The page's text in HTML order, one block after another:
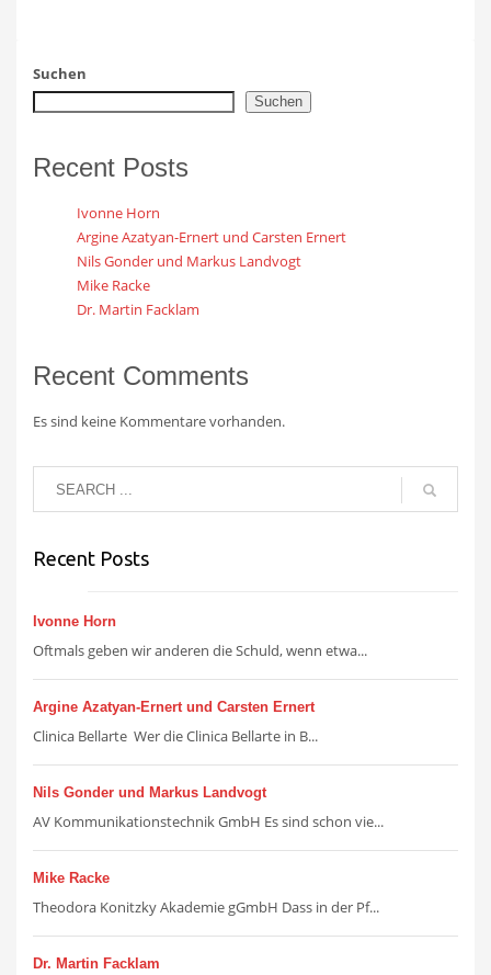
Suchen
Suchen
Recent Posts
Ivonne Horn
Argine Azatyan-Ernert und Carsten Ernert
Nils Gonder und Markus Landvogt
Mike Racke
Dr. Martin Facklam
Recent Comments
Es sind keine Kommentare vorhanden.
Recent Posts
Ivonne Horn
Oftmals geben wir anderen die Schuld, wenn etwa...
Argine Azatyan-Ernert und Carsten Ernert
Clinica Bellarte Wer die Clinica Bellarte in B...
Nils Gonder und Markus Landvogt
AV Kommunikationstechnik GmbH Es sind schon vie...
Mike Racke
Theodora Konitzky Akademie gGmbH Dass in der Pf...
Dr. Martin Facklam